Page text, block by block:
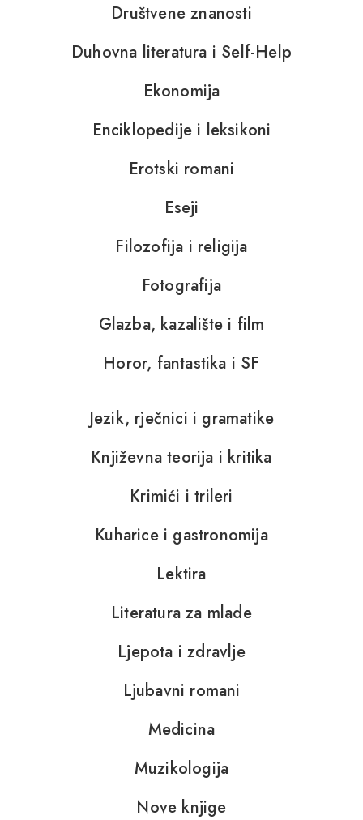
Društvene znanosti
Duhovna literatura i Self-Help
Ekonomija
Enciklopedije i leksikoni
Erotski romani
Eseji
Filozofija i religija
Fotografija
Glazba, kazalište i film
Horor, fantastika i SF
Jezik, rječnici i gramatike
Književna teorija i kritika
Krimići i trileri
Kuharice i gastronomija
Lektira
Literatura za mlade
Ljepota i zdravlje
Ljubavni romani
Medicina
Muzikologija
Nove knjige